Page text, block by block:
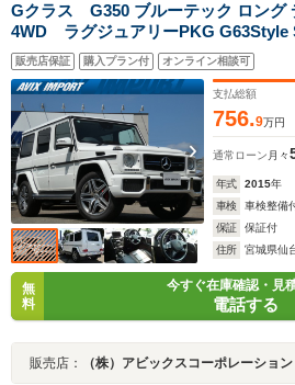
Gクラス G350 ブルーテック ロング
4WD ラグジュアリーPKG G63Style
トヒーター 純正HDDナビ地デジ
&サイドカメラ&PTS ディストロニッ
ドスポット 赤キャリパー AMG製20AW
販売店保証 購入プラン付 オンライン相談可
支払総額
756.9万円
通常ローン 月々
年式 2015年
車検
車検整備
保証
保証付
住所
宮城県仙
無
料
今すぐ在庫確認・見
電話する
販売店： （株）アビックスコーポレーション ＡＶＩＸ Ｉ